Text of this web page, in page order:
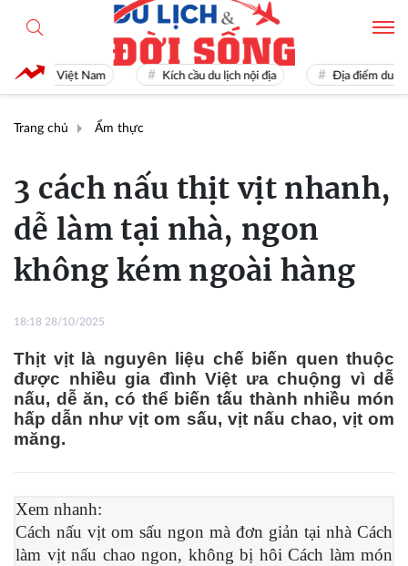
lịch Việt Nam Kích cầu du lịch nội địa Địa điểm du lịch
Trang chủ Ẩm thực
3 cách nấu thịt vịt nhanh,
dễ làm tại nhà, ngon
không kém ngoài hàng
18:18 28/10/2025
Thịt vịt là nguyên liệu chế biến quen thuộc
được nhiều gia đình Việt ưa chuộng vì dễ
nấu, dễ ăn, có thể biến tấu thành nhiều món
hấp dẫn như vịt om sấu, vịt nấu chao, vịt om
măng.
Xem nhanh:
Cách nấu vịt om sấu ngon mà đơn giản tại nhà Cách
làm vịt nấu chao ngon, không bị hôi Cách làm món